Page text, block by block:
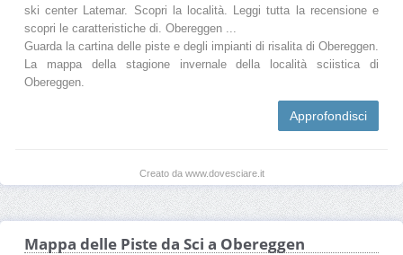
ski center Latemar. Scopri la località. Leggi tutta la recensione e
scopri le caratteristiche di. Obereggen ...
Guarda la cartina delle piste e degli impianti di risalita di Obereggen.
La mappa della stagione invernale della località sciistica di
Obereggen.
Approfondisci
Creato da www.dovesciare.it
Mappa delle Piste da Sci a Obereggen